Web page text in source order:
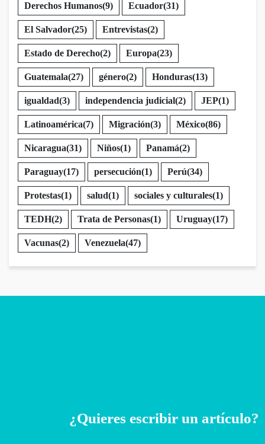
Derechos Humanos(9) Ecuador(31)
El Salvador(25) Entrevistas(2)
Estado de Derecho(2) Europa(23)
Guatemala(27) género(2) Honduras(13)
igualdad(3) independencia judicial(2) JEP(1)
Latinoamérica(7) Migración(3) México(86)
Nicaragua(31) Niños(1) Panamá(2)
Paraguay(17) persecución(1) Perú(34)
Protestas(1) salud(1) sociales y culturales(1)
TEDH(2) Trata de Personas(1) Uruguay(17)
Vacunas(2) Venezuela(47)
¿Quieres escribir un artículo?